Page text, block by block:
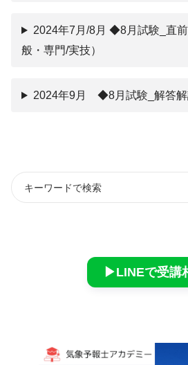
2024年7月/8月 ◆8月試験_直
般・専門/実技）
2024年9月 ◆8月試験_解答
▶︎LINEで受講